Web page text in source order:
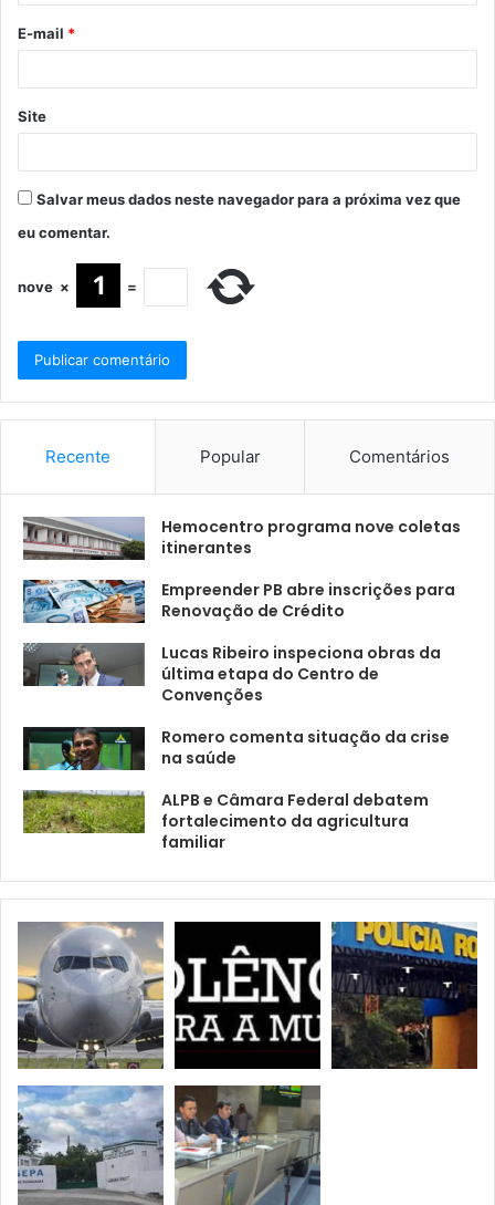
E-mail *
Site
Salvar meus dados neste navegador para a próxima vez que
eu comentar.
nove × =
Recente Popular Comentários
Hemocentro programa nove coletas
itinerantes
Empreender PB abre inscrições para
Renovação de Crédito
Lucas Ribeiro inspeciona obras da
última etapa do Centro de
Convenções
Romero comenta situação da crise
na saúde
ALPB e Câmara Federal debatem
fortalecimento da agricultura
familiar